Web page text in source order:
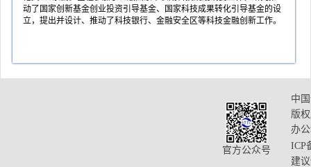
动了国家创新基金创业投资引导基金、国家科技成果转化引导基金的设
立，提出并设计、推动了科技银行、金融安全区等科技金融创新工作。
官方公众号
中
版
办
ICP
建